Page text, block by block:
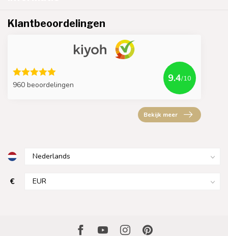
Klantbeoordelingen
960 beoordelingen
9.4/10
Bekijk meer
€